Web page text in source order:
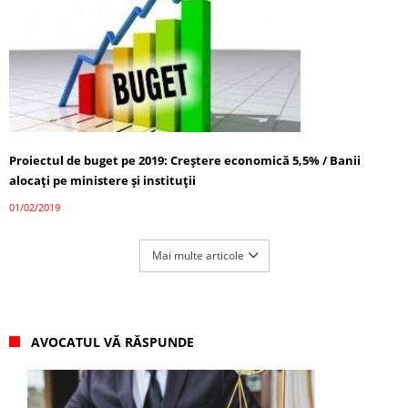
Proiectul de buget pe 2019: Creştere economică 5,5% / Banii
alocaţi pe ministere şi instituţii
01/02/2019
Mai multe articole
AVOCATUL VĂ RĂSPUNDE